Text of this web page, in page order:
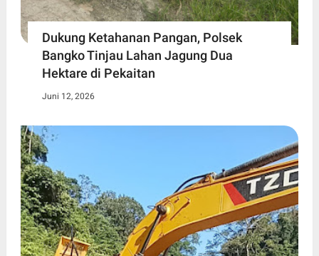
Dukung Ketahanan Pangan, Polsek
Bangko Tinjau Lahan Jagung Dua
Hektare di Pekaitan
Juni 12, 2026